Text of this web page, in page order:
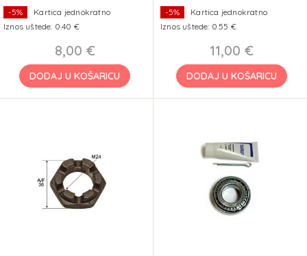
-5%
Kartica jednokratno
Iznos uštede: 0.40 €
8,00 €
DODAJ U KOŠARICU
-5%
Kartica jednokratno
Iznos uštede: 0.55 €
11,00 €
DODAJ U KOŠARICU